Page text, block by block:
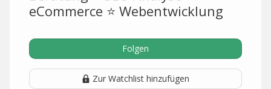
eCommerce ⭐ Webentwicklung
Folgen
Zur Watchlist hinzufügen